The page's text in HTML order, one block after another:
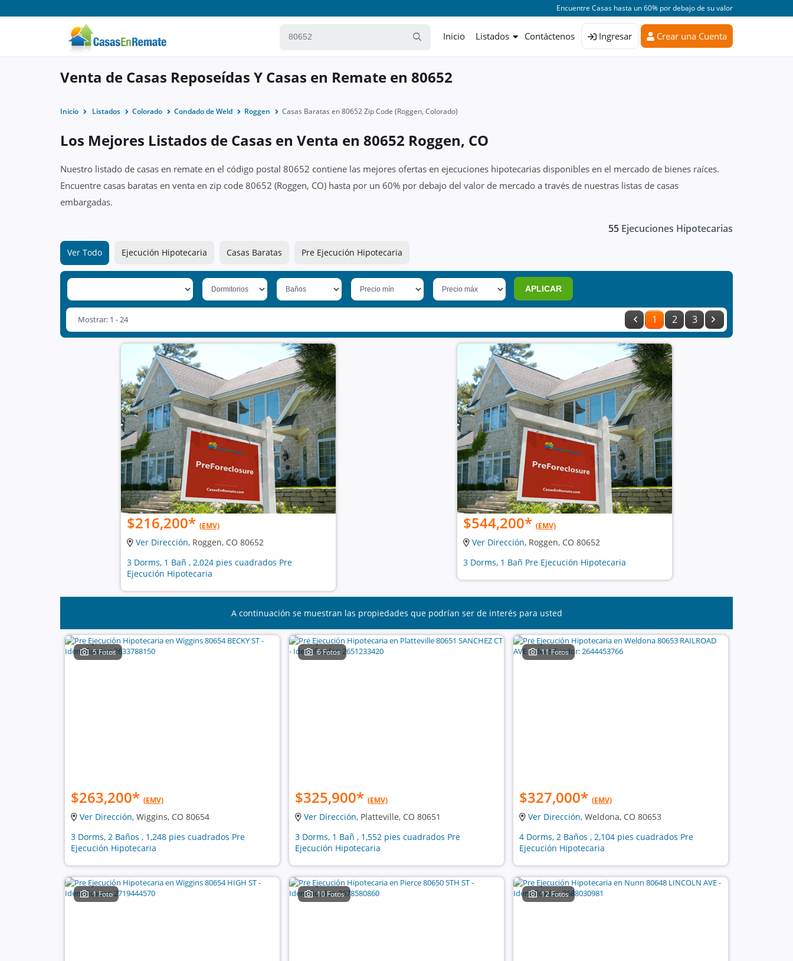
Encuentre Casas hasta un 60% por debajo de su valor
Inicio Listados Contáctenos Ingresar Crear una Cuenta
Venta de Casas Reposeídas Y Casas en Remate en 80652
Inicio Listados Colorado Condado de Weld Roggen Casas Baratas en 80652 Zip Code (Roggen, Colorado)
Los Mejores Listados de Casas en Venta en 80652 Roggen, CO
Nuestro listado de casas en remate en el código postal 80652 contiene las mejores ofertas en ejecuciones hipotecarias disponibles en el mercado de bienes raíces.
Encuentre casas baratas en venta en zip code 80652 (Roggen, CO) hasta por un 60% por debajo del valor de mercado a través de nuestras listas de casas
embargadas.
55 Ejecuciones Hipotecarias
Ver Todo Ejecución Hipotecaria Casas Baratas Pre Ejecución Hipotecaria
APLICAR
1 2 3
Mostrar: 1 - 24
$216,200* (EMV)
Ver Dirección, Roggen, CO 80652
3 Dorms, 1 Bañ , 2,024 pies cuadrados Pre
Ejecución Hipotecaria
$544,200* (EMV)
Ver Dirección, Roggen, CO 80652
3 Dorms, 1 Bañ Pre Ejecución Hipotecaria
A continuación se muestran las propiedades que podrían ser de interés para usted
5 Fotos
$263,200* (EMV)
Ver Dirección, Wiggins, CO 80654
3 Dorms, 2 Baños , 1,248 pies cuadrados Pre
Ejecución Hipotecaria
6 Fotos
$325,900* (EMV)
Ver Dirección, Platteville, CO 80651
3 Dorms, 1 Bañ , 1,552 pies cuadrados Pre
Ejecución Hipotecaria
11 Fotos
$327,000* (EMV)
Ver Dirección, Weldona, CO 80653
4 Dorms, 2 Baños , 2,104 pies cuadrados Pre
Ejecución Hipotecaria
1 Foto 10 Fotos 12 Fotos